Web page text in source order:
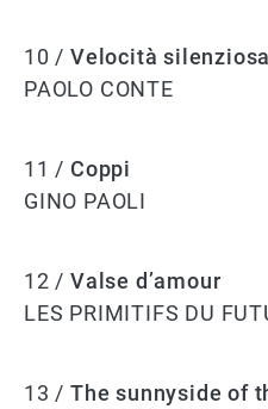
10 / Velocità silenziosa
PAOLO CONTE
11 / Coppi
GINO PAOLI
12 / Valse d’amour
LES PRIMITIFS DU
13 / The sunnyside of